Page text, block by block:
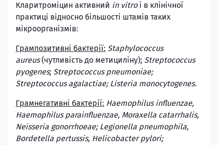
Кларитроміцин активний in vitroі в клінічної
практиці відносно більшості штамів таких
мікроорганізмів:
Грампозитивні бактерії: Staphylococcus
aureus(чутливість до метициліну); Streptococcus
pyogenes; Streptococcus pneumoniae;
Streptococcus agalactiae; Listeria monocytogenes.
Грамнегативні бактерії: Haemophilus influenzae,
Haemophilus parainfluenzae, Moraxella catarrhalis,
Neisseria gonorrhoeae; Legionella pneumophila,
Bordetella pertussis, Helicobacter pylori;